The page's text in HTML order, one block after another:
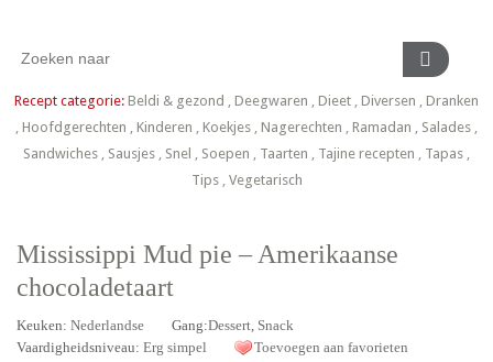
Recept categorie: Beldi & gezond , Deegwaren , Dieet , Diversen , Dranken
, Hoofdgerechten , Kinderen , Koekjes , Nagerechten , Ramadan , Salades ,
Sandwiches , Sausjes , Snel , Soepen , Taarten , Tajine recepten , Tapas ,
Tips, Vegetarisch
Mississippi Mud pie – Amerikaanse
chocoladetaart
Keuken:Nederlandse Gang:Dessert, Snack
Vaardigheidsniveau:Erg simpel Toevoegen aan favorieten